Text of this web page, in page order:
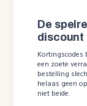
De
discount
Kortingscodes
een zoete
bestelling
helaas geen
niet beide.